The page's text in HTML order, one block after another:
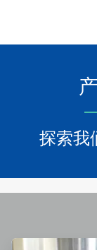
探索我
ArticleTile